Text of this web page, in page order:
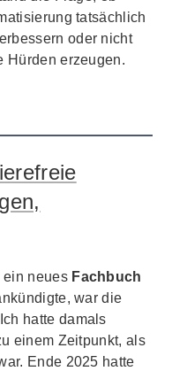
tatsächlich
oder nicht
Hürden erzeugen.
ein neues Fachbuch
war die
hatte damals
einem Zeitpunkt, als
Ende 2025 hatte